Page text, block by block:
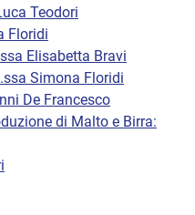
Teodori
Floridi
Elisabetta Bravi
Simona Floridi
De Francesco
di Malto e Birra: